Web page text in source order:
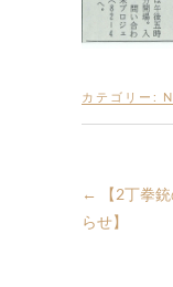
カテゴリー:
←
【2丁拳
らせ】